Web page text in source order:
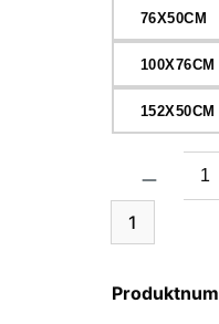
76X50CM
100X76CM
152X50CM
1